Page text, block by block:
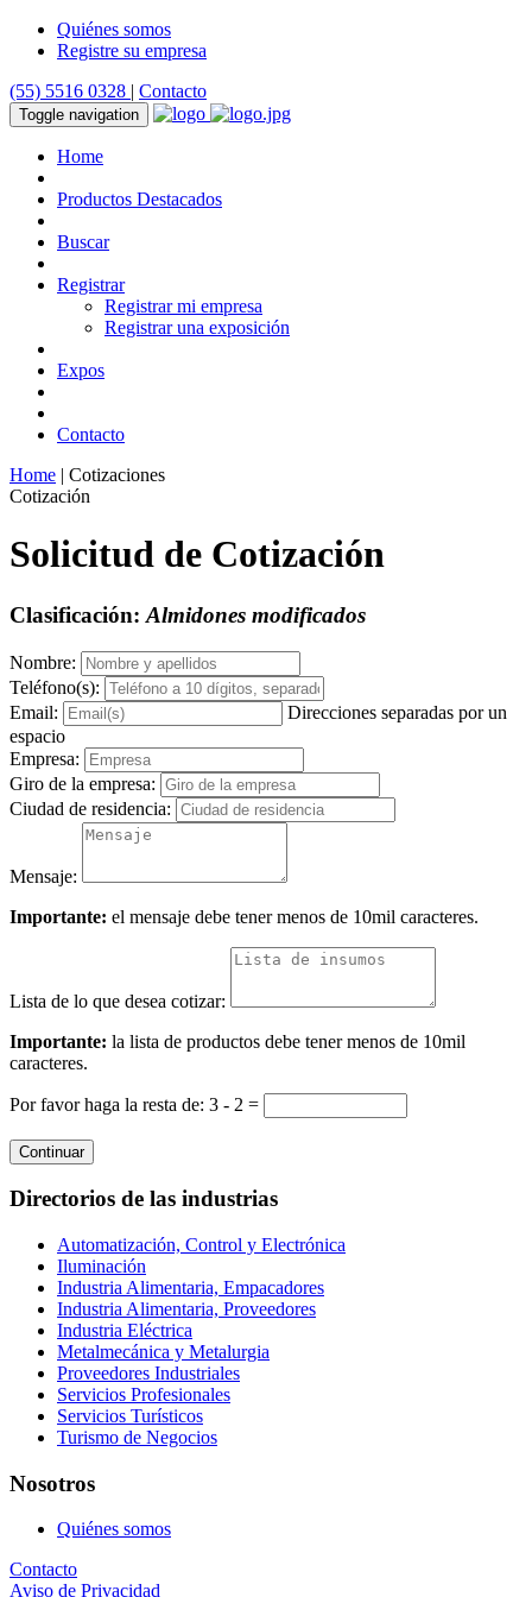
Quiénes somos
Registre su empresa
(55) 5516 0328 | Contacto
Toggle navigation
Home
Productos Destacados
Buscar
Registrar
Registrar mi empresa
Registrar una exposición
Expos
Contacto
Home | Cotizaciones
Cotización
Solicitud de Cotización
Clasificación: Almidones modificados
Nombre:
Teléfono(s):
Email:
Direcciones separadas por un
espacio
Empresa:
Giro de la empresa:
Ciudad de residencia:
Mensaje:
Importante: el mensaje debe tener menos de 10mil caracteres.
Lista de lo que desea cotizar:
Importante: la lista de productos debe tener menos de 10mil
caracteres.
Por favor haga la resta de: 3 - 2 =
Continuar
Directorios de las industrias
Automatización, Control y Electrónica
Iluminación
Industria Alimentaria, Empacadores
Industria Alimentaria, Proveedores
Industria Eléctrica
Metalmecánica y Metalurgia
Proveedores Industriales
Servicios Profesionales
Servicios Turísticos
Turismo de Negocios
Nosotros
Quiénes somos
Contacto
Aviso de Privacidad